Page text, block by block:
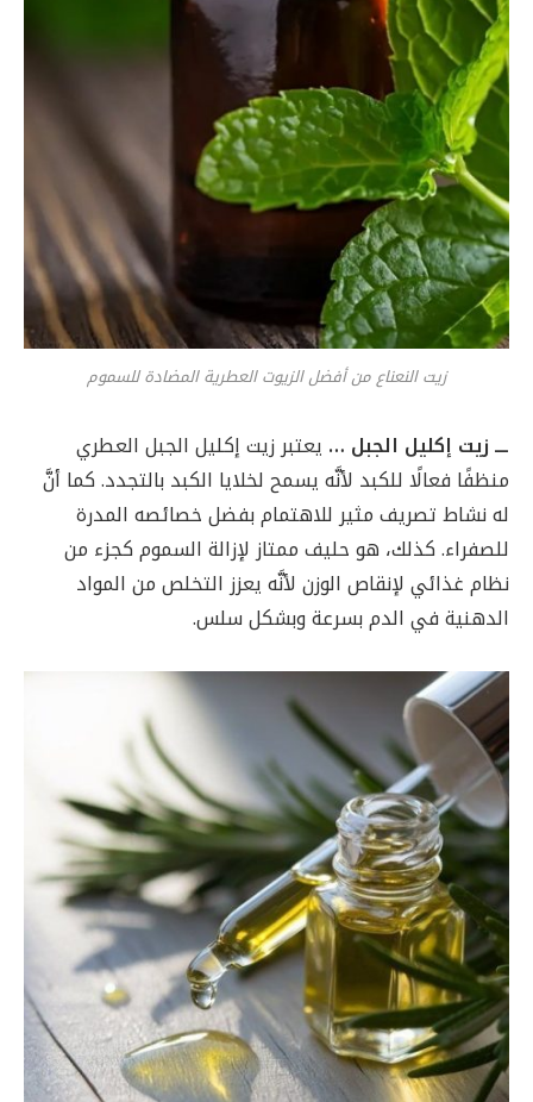
زيت النعناع من أفضل الزيوت العطرية المضادة للسموم
ـــ زيت إكليل الجبل … يعتبر زيت إكليل الجبل العطري
منظفًا فعالًا للكبد لأنَّه يسمح لخلايا الكبد بالتجدد. كما أنَّ
له نشاط تصريف مثير للاهتمام بفضل خصائصه المدرة
للصفراء. كذلك، هو حليف ممتاز لإزالة السموم كجزء من
نظام غذائي لإنقاص الوزن لأنَّه يعزز التخلص من المواد
الدهنية في الدم بسرعة وبشكل سلس.